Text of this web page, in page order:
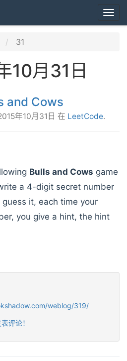
31
10月31日
and Cows
年10月31日 在 LeetCode.
Bulls and Cows game
a 4-digit secret number
it, each time your
you give a hint, the hint
weblog/319/
评论！